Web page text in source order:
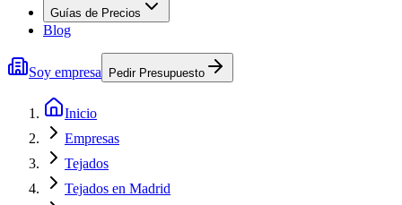
Guías de Precios
Blog
Soy empresa Pedir Presupuesto
Inicio
Empresas
Tejados
Tejados en Madrid